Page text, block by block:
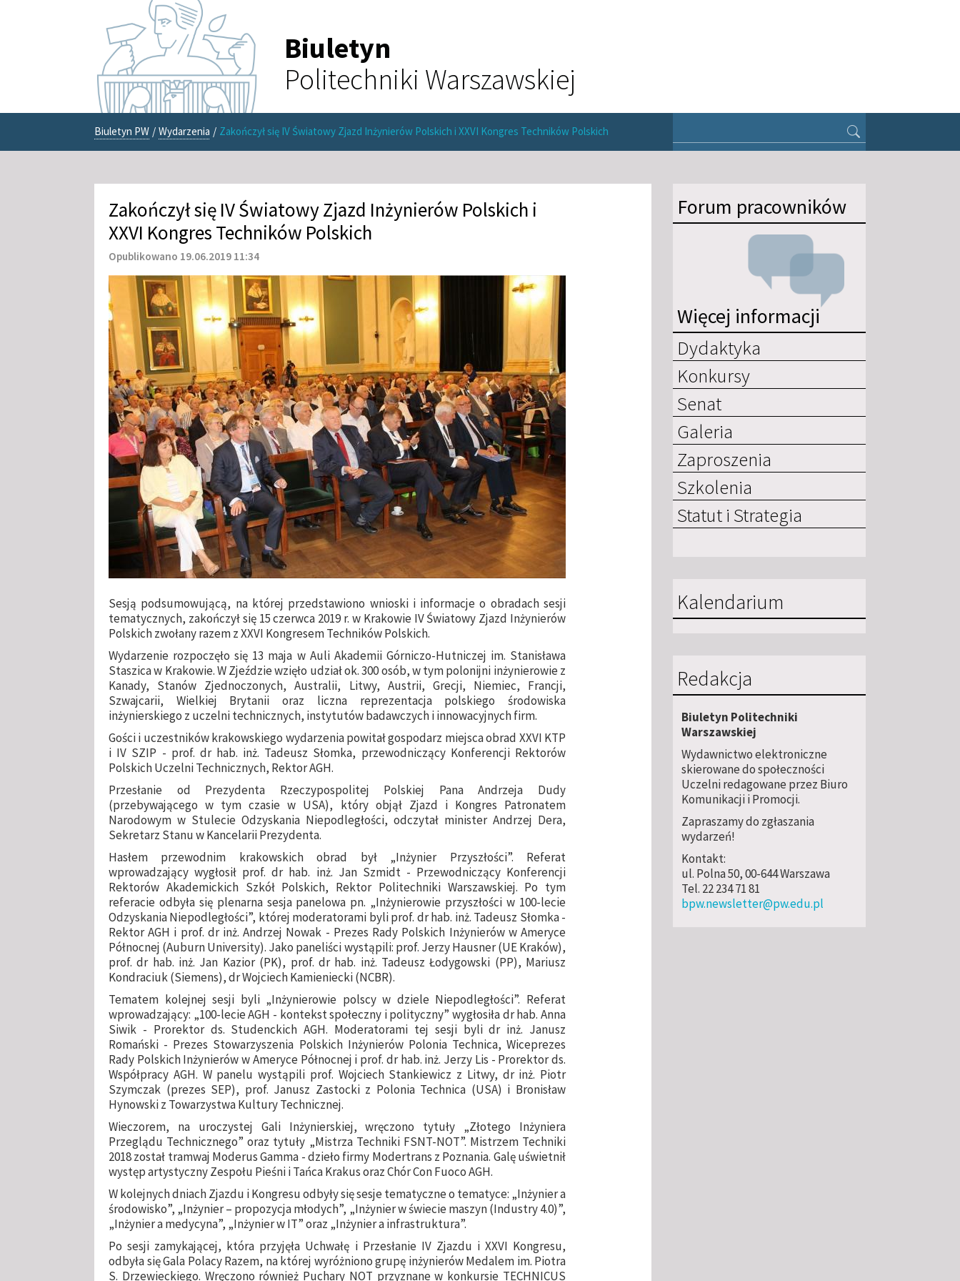
Biuletyn
Politechniki Warszawskiej
Biuletyn PW / Wydarzenia / Zakończył się IV Światowy Zjazd Inżynierów Polskich i XXVI Kongres Techników Polskich
Zakończył się IV Światowy Zjazd Inżynierów Polskich i
XXVI Kongres Techników Polskich
Opublikowano 19.06.2019 11:34
Sesją podsumowującą, na której przedstawiono wnioski i informacje o obradach sesji
tematycznych, zakończył się 15 czerwca 2019 r. w Krakowie IV Światowy Zjazd Inżynierów
Polskich zwołany razem z XXVI Kongresem Techników Polskich.
Wydarzenie rozpoczęło się 13 maja w Auli Akademii Górniczo-Hutniczej im. Stanisława
Staszica w Krakowie. W Zjeździe wzięło udział ok. 300 osób, w tym polonijni inżynierowie z
Kanady, Stanów Zjednoczonych, Australii, Litwy, Austrii, Grecji, Niemiec, Francji,
Szwajcarii, Wielkiej Brytanii oraz liczna reprezentacja polskiego środowiska
inżynierskiego z uczelni technicznych, instytutów badawczych i innowacyjnych firm.
Gości i uczestników krakowskiego wydarzenia powitał gospodarz miejsca obrad XXVI KTP
i IV SZIP - prof. dr hab. inż. Tadeusz Słomka, przewodniczący Konferencji Rektorów
Polskich Uczelni Technicznych, Rektor AGH.
Przesłanie od Prezydenta Rzeczypospolitej Polskiej Pana Andrzeja Dudy
(przebywającego w tym czasie w USA), który objął Zjazd i Kongres Patronatem
Narodowym w Stulecie Odzyskania Niepodległości, odczytał minister Andrzej Dera,
Sekretarz Stanu w Kancelarii Prezydenta.
Hasłem przewodnim krakowskich obrad był „Inżynier Przyszłości”. Referat
wprowadzający wygłosił prof. dr hab. inż. Jan Szmidt - Przewodniczący Konferencji
Rektorów Akademickich Szkół Polskich, Rektor Politechniki Warszawskiej. Po tym
referacie odbyła się plenarna sesja panelowa pn. „Inżynierowie przyszłości w 100-lecie
Odzyskania Niepodległości”, której moderatorami byli prof. dr hab. inż. Tadeusz Słomka -
Rektor AGH i prof. dr inż. Andrzej Nowak - Prezes Rady Polskich Inżynierów w Ameryce
Północnej (Auburn University). Jako paneliści wystąpili: prof. Jerzy Hausner (UE Kraków),
prof. dr hab. inż. Jan Kazior (PK), prof. dr hab. inż. Tadeusz Łodygowski (PP), Mariusz
Kondraciuk (Siemens), dr Wojciech Kamieniecki (NCBR).
Tematem kolejnej sesji byli „Inżynierowie polscy w dziele Niepodległości”. Referat
wprowadzający: „100-lecie AGH - kontekst społeczny i polityczny” wygłosiła dr hab. Anna
Siwik - Prorektor ds. Studenckich AGH. Moderatorami tej sesji byli dr inż. Janusz
Romański - Prezes Stowarzyszenia Polskich Inżynierów Polonia Technica, Wiceprezes
Rady Polskich Inżynierów w Ameryce Północnej i prof. dr hab. inż. Jerzy Lis - Prorektor ds.
Współpracy AGH. W panelu wystąpili prof. Wojciech Stankiewicz z Litwy, dr inż. Piotr
Szymczak (prezes SEP), prof. Janusz Zastocki z Polonia Technica (USA) i Bronisław
Hynowski z Towarzystwa Kultury Technicznej.
Wieczorem, na uroczystej Gali Inżynierskiej, wręczono tytuły „Złotego Inżyniera
Przeglądu Technicznego” oraz tytuły „Mistrza Techniki FSNT-NOT”. Mistrzem Techniki
2018 został tramwaj Moderus Gamma - dzieło firmy Modertrans z Poznania. Galę uświetnił
występ artystyczny Zespołu Pieśni i Tańca Krakus oraz Chór Con Fuoco AGH.
W kolejnych dniach Zjazdu i Kongresu odbyły się sesje tematyczne o tematyce: „Inżynier a
środowisko”, „Inżynier – propozycja młodych”, „Inżynier w świecie maszyn (Industry 4.0)”,
„Inżynier a medycyna”, „Inżynier w IT” oraz „Inżynier a infrastruktura”.
Po sesji zamykającej, która przyjęła Uchwałę i Przesłanie IV Zjazdu i XXVI Kongresu,
odbyła się Gala Polacy Razem, na której wyróżniono grupę inżynierów Medalem im. Piotra
S. Drzewieckiego. Wręczono również Puchary NOT przyznane w konkursie TECHNICUS
Forum pracowników
Więcej informacji
Dydaktyka
Konkursy
Senat
Galeria
Zaproszenia
Szkolenia
Statut i Strategia
Kalendarium
Redakcja
Biuletyn Politechniki
Warszawskiej
Wydawnictwo elektroniczne
skierowane do społeczności
Uczelni redagowane przez Biuro
Komunikacji i Promocji.
Zapraszamy do zgłaszania
wydarzeń!
Kontakt:
ul. Polna 50, 00-644 Warszawa
Tel. 22 234 71 81
bpw.newsletter@pw.edu.pl